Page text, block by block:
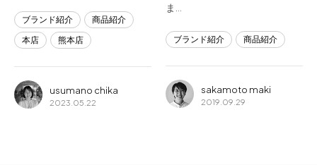
ブランド紹介
商品紹介
本店
熊本店
usumano chika
2023.05.22
ま…
ブランド紹介 商品紹介
sakamoto maki
2019.09.29